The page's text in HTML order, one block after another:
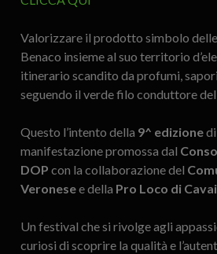
Valorizzare il prodotto simbolo
Benaco insieme al suo territorio
itinerario scandito da profumi,
seguendo il verde filo conduttore
Questo l’intento della 9^ edizionedi
manifestazione promossa dal
DOP con la collaborazione del
Veronesee della Pro Loco di
Un festival che si rivolge agli
curiosi di scoprire la qualità e